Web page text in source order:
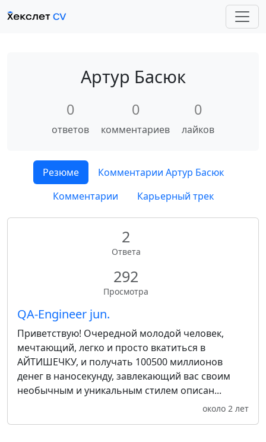
Артур Басюк
0
ответов
0
комментариев
0
лайков
Резюме
Комментарии Артур Басюк
Комментарии
Карьерный трек
2
Ответа
292
Просмотра
QA-Engineer jun.
Приветствую! Очередной молодой человек,
мечтающий, легко и просто вкатиться в
АЙТИШЕЧКУ, и получать 100500 миллионов
денег в наносекунду, завлекающий вас своим
необычным и уникальным стилем описан...
около 2 лет